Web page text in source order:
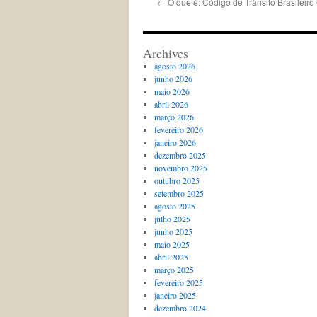
Archives
agosto 2026
junho 2026
maio 2026
abril 2026
março 2026
fevereiro 2026
janeiro 2026
dezembro 2025
novembro 2025
outubro 2025
setembro 2025
agosto 2025
julho 2025
junho 2025
maio 2025
abril 2025
março 2025
fevereiro 2025
janeiro 2025
dezembro 2024